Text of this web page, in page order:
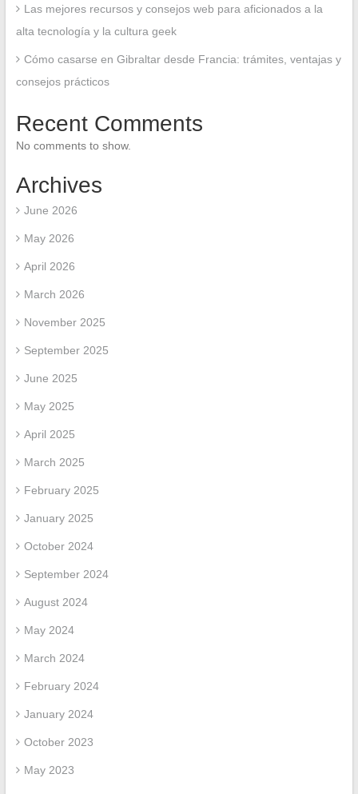
Las mejores recursos y consejos web para aficionados a la
alta tecnología y la cultura geek
Cómo casarse en Gibraltar desde Francia: trámites, ventajas y
consejos prácticos
Recent Comments
No comments to show.
Archives
June 2026
May 2026
April 2026
March 2026
November 2025
September 2025
June 2025
May 2025
April 2025
March 2025
February 2025
January 2025
October 2024
September 2024
August 2024
May 2024
March 2024
February 2024
January 2024
October 2023
May 2023